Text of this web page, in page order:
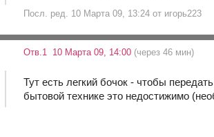
Посл. ред. 10 Марта 09, 13:24 от игорь223
Отв.1 10 Марта 09, 14:00 (через 46 мин)
Тут есть легкий бочок - чтобы
бытовой технике это недостижимо